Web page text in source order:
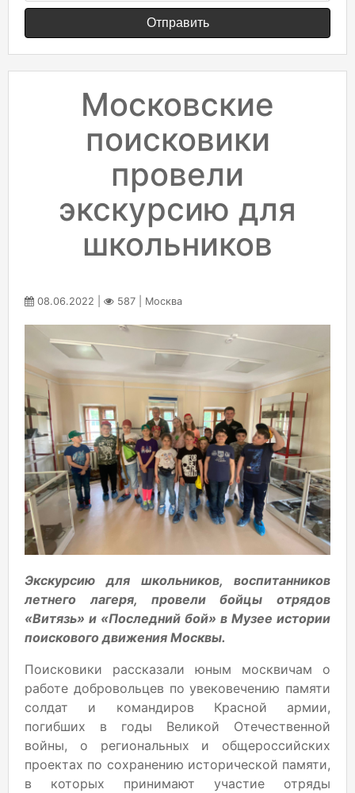
Отправить
Московские
поисковики
провели
экскурсию для
школьников
08.06.2022 | 587 | Москва
Экскурсию для школьников, воспитанников
летнего лагеря, провели бойцы отрядов
«Витязь» и «Последний бой» в Музее истории
поискового движения Москвы.
Поисковики рассказали юным москвичам о
работе добровольцев по увековечению памяти
солдат и командиров Красной армии,
погибших в годы Великой Отечественной
войны, о региональных и общероссийских
проектах по сохранению исторической памяти,
в которых принимают участие отряды